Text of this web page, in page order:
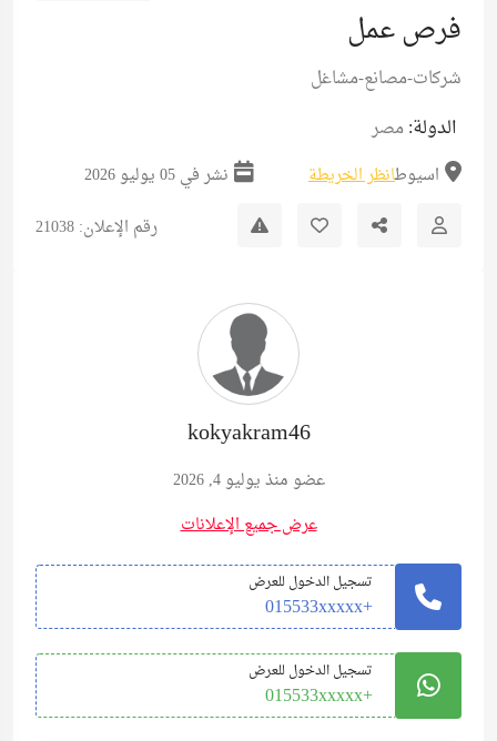
فرص عمل
شركات-مصانع-مشاغل
الدولة: مصر
اسيوطانظر الخريطة
نشر في 05 يوليو 2026
رقم الإعلان: 21038
kokyakram46
عضو منذ يوليو 4, 2026
عرض جميع الإعلانات
تسجيل الدخول للعرض
+015533xxxxx
تسجيل الدخول للعرض
+015533xxxxx